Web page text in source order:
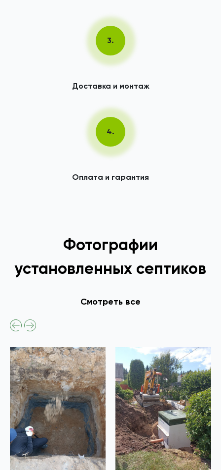
3.
Доставка и монтаж
4.
Оплата и гарантия
Фотографии
установленных септиков
Смотреть все